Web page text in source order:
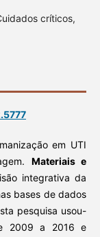
críticos,
em UTI
Materiais e
integrativa da
bases de dados
pesquisa usou-
2009 a 2016 e